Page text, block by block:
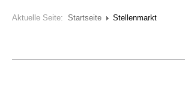
Aktuelle Seite: Startseite Stellenmarkt